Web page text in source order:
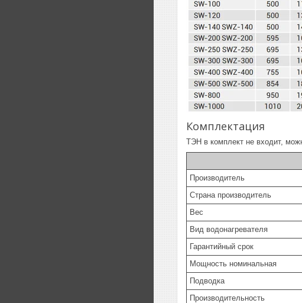
Комплектация
ТЭН в комплект не входит,
Производитель
Страна производитель
Вес
Вид водонагревателя
Гарантийный срок
Мощность номинальная
Подводка
Производительность